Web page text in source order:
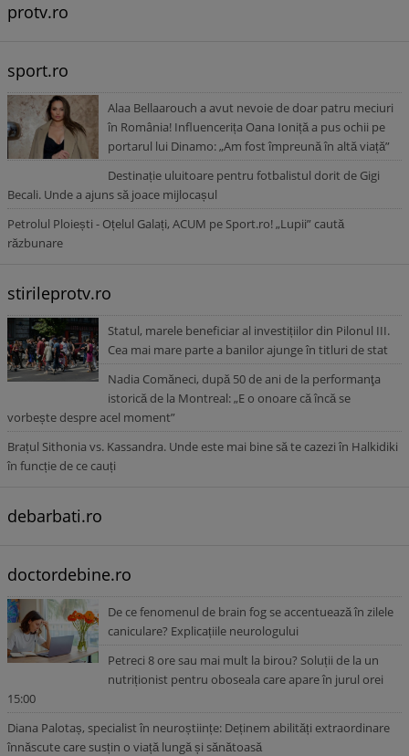
protv.ro
sport.ro
Alaa Bellaarouch a avut nevoie de doar patru meciuri
în România! Influencerița Oana Ioniță a pus ochii pe
portarul lui Dinamo: „Am fost împreună în altă viață”
Destinație uluitoare pentru fotbalistul dorit de Gigi
Becali. Unde a ajuns să joace mijlocașul
Petrolul Ploiești - Oțelul Galați, ACUM pe Sport.ro! „Lupii” caută
răzbunare
stirileprotv.ro
Statul, marele beneficiar al investițiilor din Pilonul III.
Cea mai mare parte a banilor ajunge în titluri de stat
Nadia Comăneci, după 50 de ani de la performanţa
istorică de la Montreal: „E o onoare că încă se
vorbește despre acel moment”
Brațul Sithonia vs. Kassandra. Unde este mai bine să te cazezi în Halkidiki
în funcție de ce cauți
debarbati.ro
doctordebine.ro
De ce fenomenul de brain fog se accentuează în zilele
caniculare? Explicațiile neurologului
Petreci 8 ore sau mai mult la birou? Soluții de la un
nutriționist pentru oboseala care apare în jurul orei
15:00
Diana Palotaș, specialist în neuroștiințe: Deținem abilități extraordinare
înnăscute care susțin o viață lungă și sănătoasă